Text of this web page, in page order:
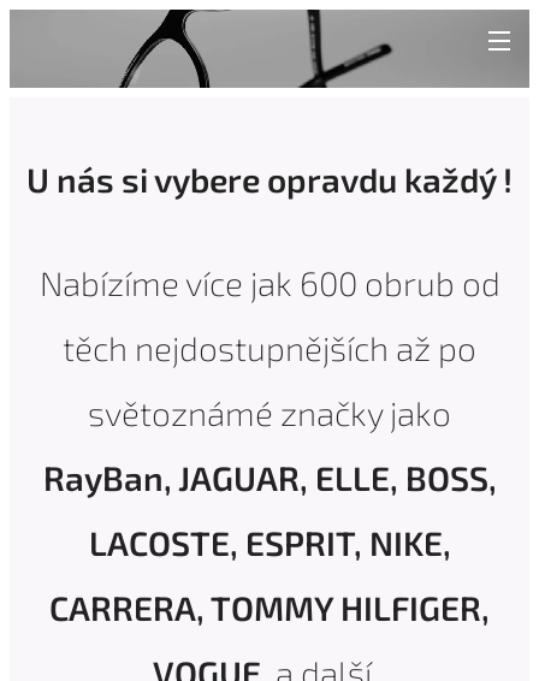
U nás si vybere opravdu každý !
Nabízíme více jak 600 obrub od
těch nejdostupnějších až po
světoznámé značky jako
RayBan, JAGUAR, ELLE, BOSS,
LACOSTE, ESPRIT, NIKE,
CARRERA, TOMMY HILFIGER,
VOGUE a další .